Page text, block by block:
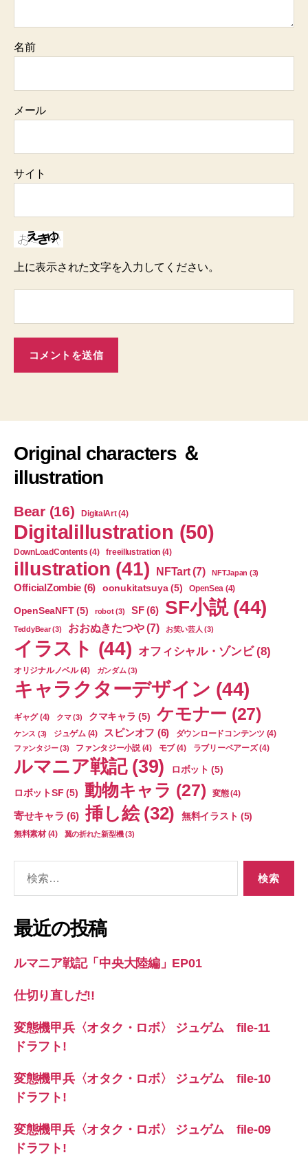
名前
メール
サイト
上に表示された文字を入力してください。
Original characters ＆
illustration
Bear(16) DigitalArt(4)
Digitalillustration (50)
DownLoadContents (4) freeillustration (4)
illustration (41) NFTart(7) NFTJapan (3)
OfficialZombie (6) oonukitatsuya(5) OpenSea (4)
OpenSeaNFT(5) robot(3) SF(6) SF小説(44)
TeddyBear(3) おおぬきたつや(7) お笑い芸人 (3)
イラスト (44) オフィシャル・ゾンビ(8)
オリジナルノベル(4) ガンダム (3)
キャラクターデザイン (44)
ギャグ(4) クマ(3) クマキャラ (5) ケモナー (27)
ケンス (3) ジュゲム(4) スピンオフ (6) ダウンロードコンテンツ(4)
ファンタジー(3) ファンタジー小説(4) モブ(4) ラブリーベアーズ(4)
ルマニア戦記(39) ロボット (5)
ロボットSF (5) 動物キャラ (27) 変態(4)
寄せキャラ (6) 挿し絵(32) 無料イラスト (5)
無料素材(4) 翼の折れた新型機(3)
象:
最近の投稿
ルマニア戦記「中央大陸編」EP01
仕切り直しだ!!
変態機甲兵〈オタク・ロボ〉 ジュゲム file-11
ドラフト!
変態機甲兵〈オタク・ロボ〉 ジュゲム file-10
ドラフト!
変態機甲兵〈オタク・ロボ〉 ジュゲム file-09
ドラフト!